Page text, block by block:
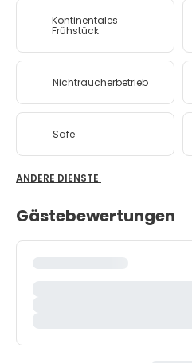
Kontinentales
Frühstück
Nichtraucherbetrieb
Safe
ANDERE DIENSTE
Gästebewertungen